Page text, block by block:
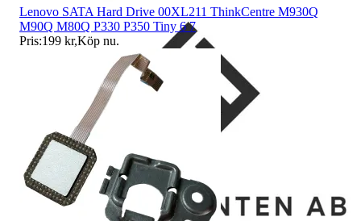
Lenovo SATA Hard Drive 00XL211 ThinkCentre M930Q
M90Q M80Q P330 P350 Tiny 6 7
Pris:199 kr,Köp nu.